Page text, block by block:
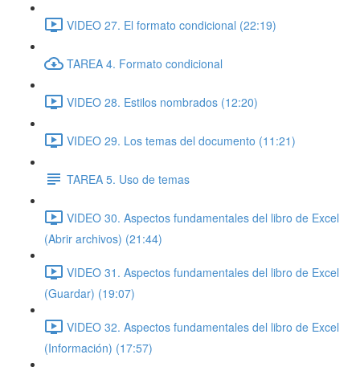
VIDEO 27. El formato condicional (22:19)
TAREA 4. Formato condicional
VIDEO 28. Estilos nombrados (12:20)
VIDEO 29. Los temas del documento (11:21)
TAREA 5. Uso de temas
VIDEO 30. Aspectos fundamentales del libro de Excel
(Abrir archivos) (21:44)
VIDEO 31. Aspectos fundamentales del libro de Excel
(Guardar) (19:07)
VIDEO 32. Aspectos fundamentales del libro de Excel
(Información) (17:57)